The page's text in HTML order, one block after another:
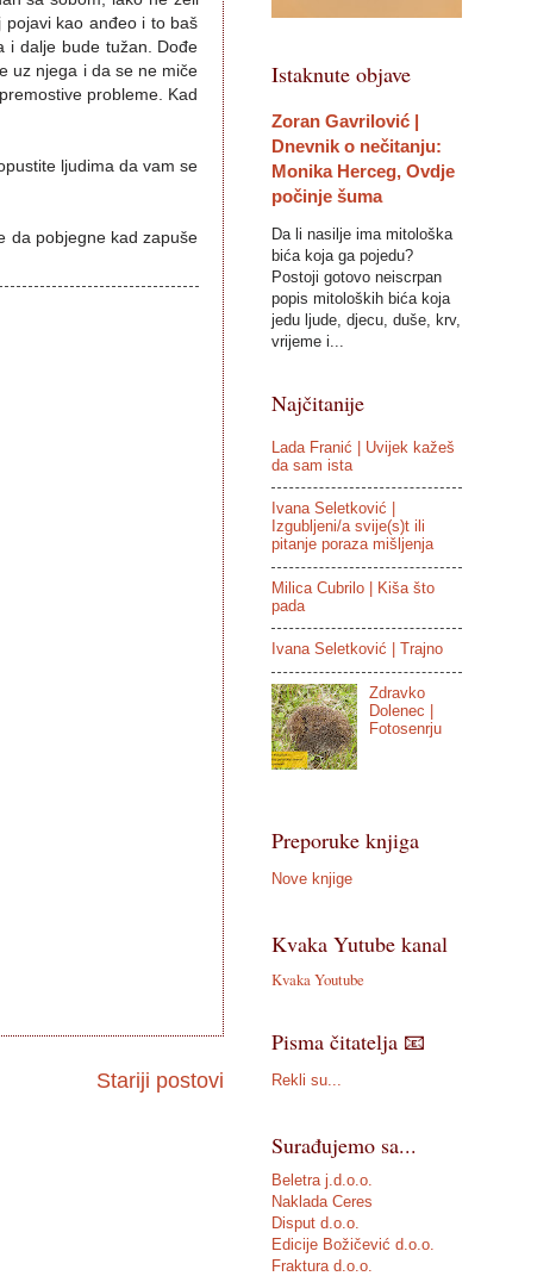
kao anđeo i to baš
i dalje bude tužan. Dođe
uz njega i da se ne miče
probleme. Kad
ljudima da vam se
da pobjegne kad zapuše
Stariji postovi
Istaknute objave
Zoran Gavrilović |
Dnevnik o nečitanju:
Monika Herceg, Ovdje
počinje šuma
Da li nasilje ima mitološka
bića koja ga pojedu?
Postoji gotovo neiscrpan
popis mitoloških bića koja
jedu ljude, djecu, duše, krv,
vrijeme i...
Najčitanije
Lada Franić | Uvijek kažeš
da sam ista
Ivana Seletković |
Izgubljeni/a svije(s)t ili
pitanje poraza mišljenja
Milica Cubrilo | Kiša što
pada
Ivana Seletković | Trajno
Zdravko
Dolenec |
Fotosenrju
Preporuke knjiga
Nove knjige
Kvaka Yutube kanal
Kvaka Youtube
Pisma čitatelja 📧
Rekli su...
Surađujemo sa...
Beletra j.d.o.o.
Naklada Ceres
Disput d.o.o.
Edicije Božičević d.o.o.
Fraktura d.o.o.